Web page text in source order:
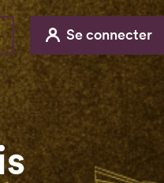
Se connecter